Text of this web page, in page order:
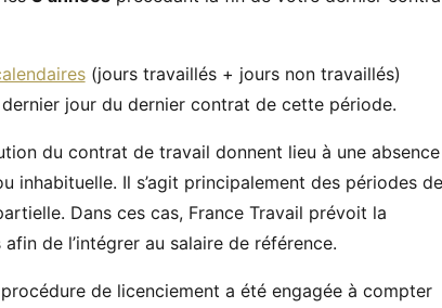
(jours travaillés + jours non travaillés)
jour du dernier contrat de cette période.
du contrat de travail donnent lieu à une absence
inhabituelle. Il s’agit principalement des périodes de
Dans ces cas, France Travail prévoit la
de l’intégrer au salaire de référence.
de licenciement a été engagée à compter